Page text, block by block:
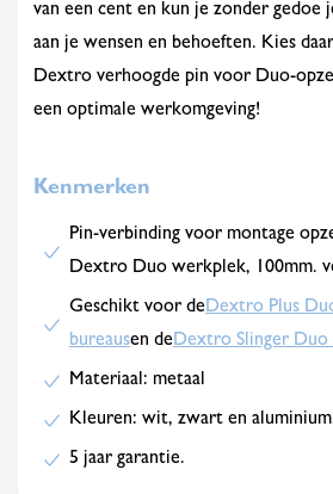
van een cent en kun je zonder gedoe
aan je wensen en behoeften. Kies
Dextro verhoogde pin voor Duo-
een optimale werkomgeving!
Kenmerken
Pin-verbinding voor montage
Dextro Duo werkplek, 100mm.
Geschikt voor deDextro Plus
bureausen deDextro Slinger Duo
Materiaal: metaal
Kleuren: wit, zwart en
5 jaar garantie.